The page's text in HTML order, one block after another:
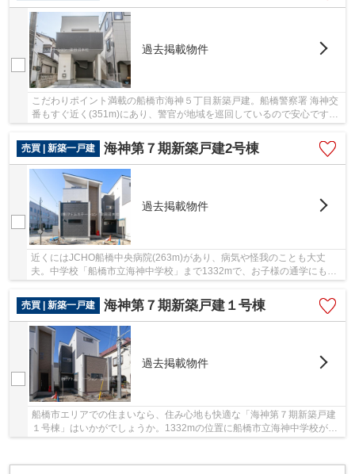
過去掲載物件
こだわりポイント満載の船橋市海神５丁目新築戸建。船橋警察署 海神交
番もすぐ近く(351m)にあり、警官が地域を巡回しているので安心です。
売買 | 新築一戸建
海神第７期新築戸建2号棟
過去掲載物件
近くにはJCHO船橋中央病院(263m)があり、病気や怪我のことも大丈
夫。中学校「船橋市立海神中学校」まで1332mで、お子様の通学にも便
利な立地。住み替えなら憧れの新築物件にしてみませ...
売買 | 新築一戸建
海神第７期新築戸建１号棟
過去掲載物件
船橋市エリアでの住まいなら、住み心地も快適な「海神第７期新築戸建
１号棟」はいかがでしょうか。1332mの位置に船橋市立海神中学校があ
るのでお子様の通学にも便利です。駅まで徒歩13...